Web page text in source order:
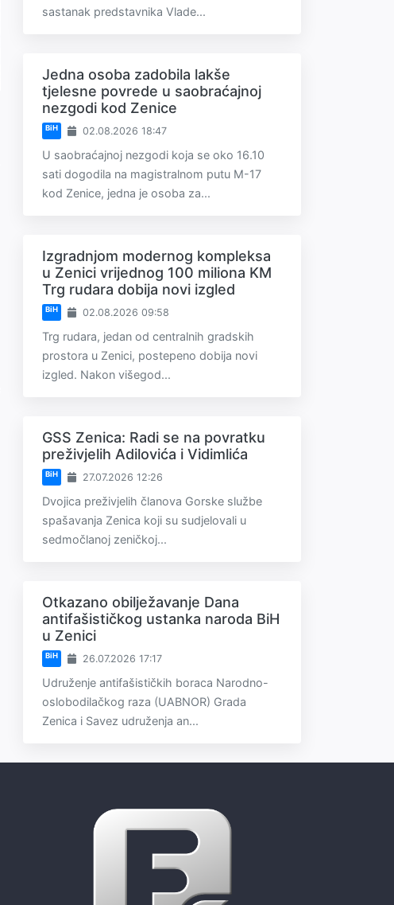
sastanak predstavnika Vlade...
Jedna osoba zadobila lakše
tjelesne povrede u saobraćajnoj
nezgodi kod Zenice
BiH 02.08.2026 18:47
U saobraćajnoj nezgodi koja se oko 16.10
sati dogodila na magistralnom putu M-17
kod Zenice, jedna je osoba za...
Izgradnjom modernog kompleksa
u Zenici vrijednog 100 miliona KM
Trg rudara dobija novi izgled
BiH 02.08.2026 09:58
Trg rudara, jedan od centralnih gradskih
prostora u Zenici, postepeno dobija novi
izgled. Nakon višegod...
GSS Zenica: Radi se na povratku
preživjelih Adilovića i Vidimlića
BiH 27.07.2026 12:26
Dvojica preživjelih članova Gorske službe
spašavanja Zenica koji su sudjelovali u
sedmočlanoj zeničkoj...
Otkazano obilježavanje Dana
antifašističkog ustanka naroda BiH
u Zenici
BiH 26.07.2026 17:17
Udruženje antifašističkih boraca Narodno-
oslobodilačkog raza (UABNOR) Grada
Zenica i Savez udruženja an...